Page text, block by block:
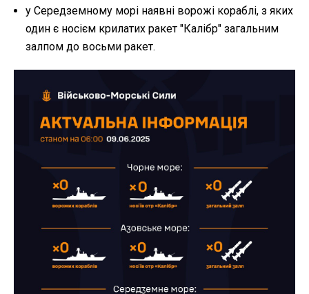
у Середземному морі наявні ворожі кораблі, з яких
один є носієм крилатих ракет "Калібр" загальним
залпом до восьми ракет.